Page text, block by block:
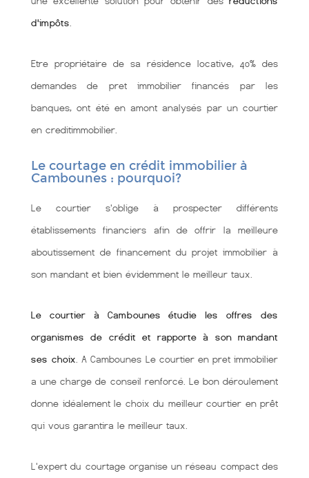
d'impôts
Etre propriétaire de sa résidence locative, 40% des
demandes de pret immobilier financés par les
banques, ont été en amont analysés par un courtier
en creditimmobilier.
Le courtage en crédit immobilier à
Cambounes : pourquoi?
Le courtier s'oblige à prospecter différents
établissements financiers afin de offrir la meilleure
aboutissement de financement du projet immobilier à
son mandant et bien évidemment le meilleur taux.
Le courtier à Cambounes étudie les offres des
organismes de crédit et rapporte à son mandant
ses choix . A Cambounes Le courtier en pret immobilier
a une charge de conseil renforcé. Le bon déroulement
donne idéalement le choix du meilleur courtier en prêt
qui vous garantira le meilleur taux.
L'expert du courtage organise un réseau compact des